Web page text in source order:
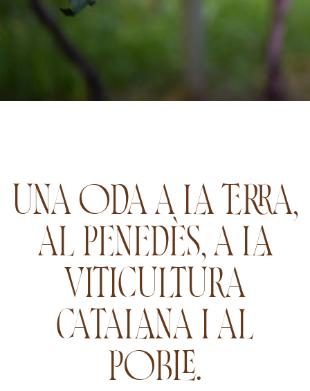
UNA ODA A LA TERRA,
AL PENEDÈS, A LA
VITICULTURA
CATALANA I AL
POBLE.